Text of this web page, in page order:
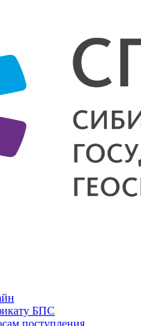
БПС
поступления